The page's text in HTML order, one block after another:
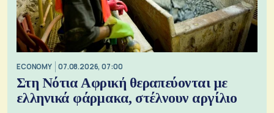
ECONOMY 07.08.2026, 07:00
Στη Νότια Αφρική θεραπεύονται με
ελληνικά φάρμακα, στέλνουν αργίλιο